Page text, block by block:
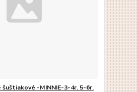
šuštiakové -MINNIE-3-4r. 5-6r.